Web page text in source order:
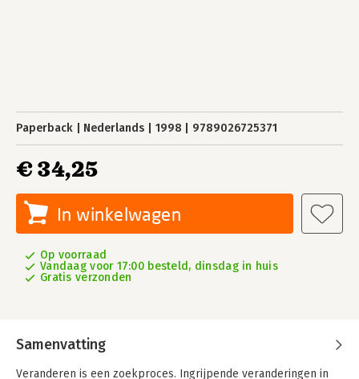
Paperback Nederlands 1998 9789026725371
€ 34,25
In winkelwagen
Op voorraad
Vandaag voor 17:00 besteld, dinsdag in huis
Gratis verzonden
Samenvatting
Veranderen is een zoekproces. Ingrijpende veranderingen in